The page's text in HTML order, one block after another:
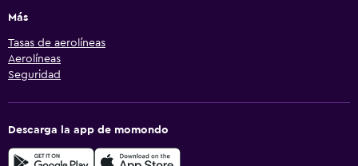
Más
Tasas de aerolíneas
Aerolíneas
Seguridad
Descarga la app de momondo